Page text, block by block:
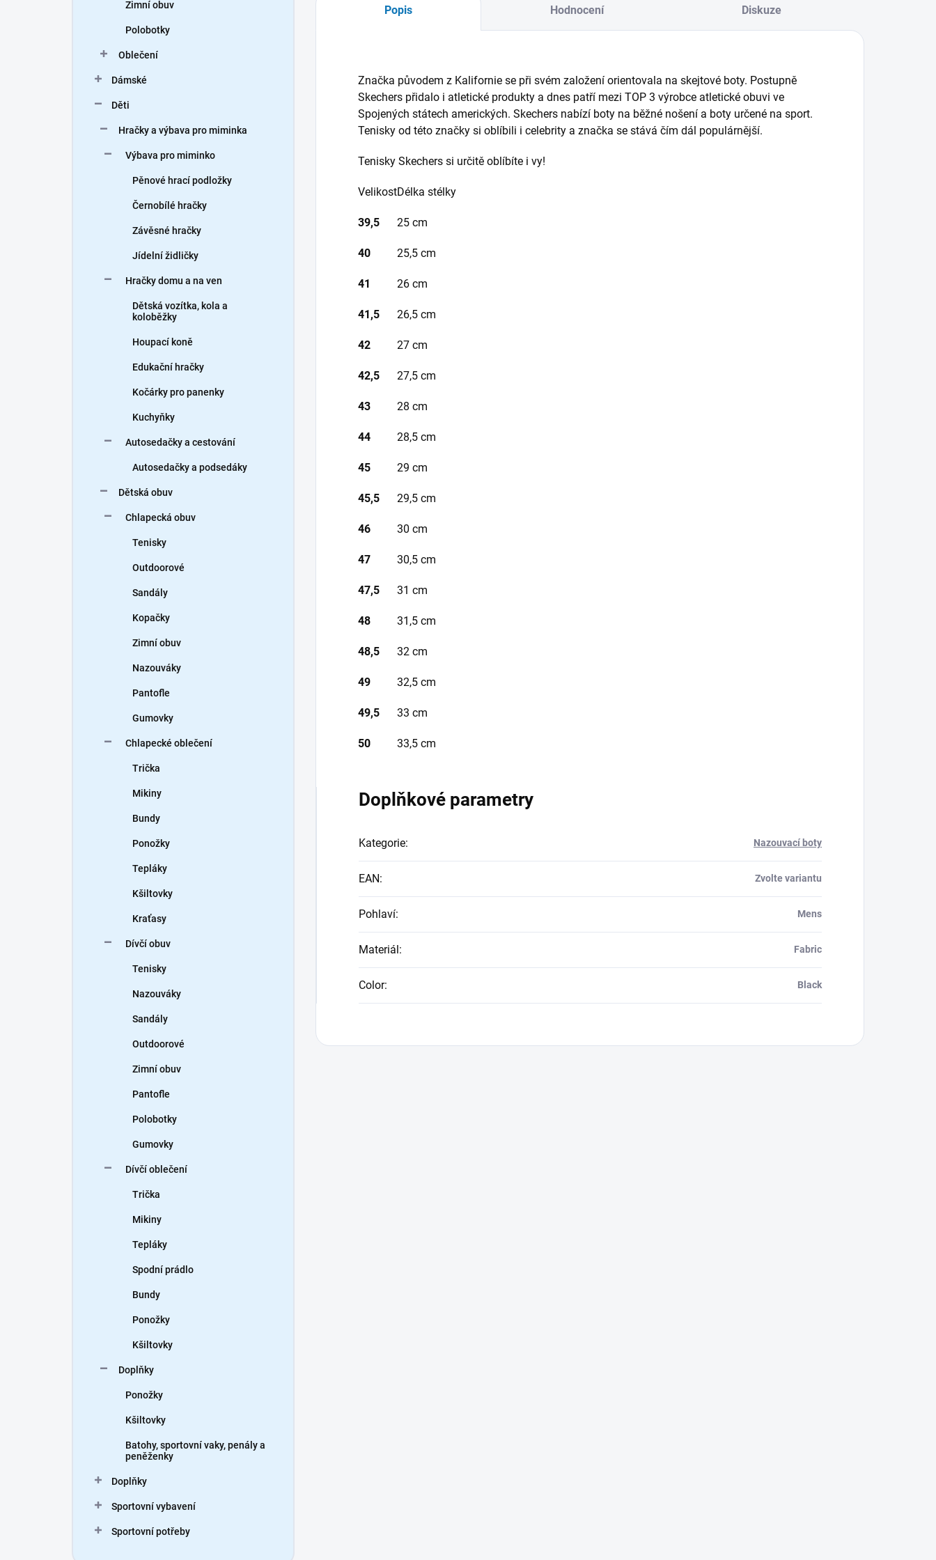
Zimní obuv
Polobotky
Oblečení
Dámské
Děti
Hračky a výbava pro miminka
Výbava pro miminko
Pěnové hrací podložky
Černobílé hračky
Závěsné hračky
Jídelní židličky
Hračky domu a na ven
Dětská vozítka, kola a
koloběžky
Houpací koně
Edukační hračky
Kočárky pro panenky
Kuchyňky
Autosedačky a cestování
Autosedačky a podsedáky
Dětská obuv
Chlapecká obuv
Tenisky
Outdoorové
Sandály
Kopačky
Zimní obuv
Nazouváky
Pantofle
Gumovky
Chlapecké oblečení
Trička
Mikiny
Bundy
Ponožky
Tepláky
Kšiltovky
Kraťasy
Dívčí obuv
Tenisky
Nazouváky
Sandály
Outdoorové
Zimní obuv
Pantofle
Polobotky
Gumovky
Dívčí oblečení
Trička
Mikiny
Tepláky
Spodní prádlo
Bundy
Ponožky
Kšiltovky
Doplňky
Ponožky
Kšiltovky
Batohy, sportovní vaky, penály a
peněženky
Doplňky
Sportovní vybavení
Sportovní potřeby
Popis Hodnocení Diskuze
Značka původem z Kalifornie se při svém založení orientovala na skejtové boty. Postupně
Skechers přidalo i atletické produkty a dnes patří mezi TOP 3 výrobce atletické obuvi ve
Spojených státech amerických. Skechers nabízí boty na běžné nošení a boty určené na sport.
Tenisky od této značky si oblíbili i celebrity a značka se stává čím dál populárnější.
Tenisky Skechers si určitě oblíbíte i vy!
VelikostDélka stélky
39,5 25 cm
40 25,5 cm
41 26 cm
41,5 26,5 cm
42 27 cm
42,5 27,5 cm
43 28 cm
44 28,5 cm
45 29 cm
45,5 29,5 cm
46 30 cm
47 30,5 cm
47,5 31 cm
48 31,5 cm
48,5 32 cm
49 32,5 cm
49,5 33 cm
50 33,5 cm
Doplňkové parametry
Kategorie: Nazouvací boty
EAN: Zvolte variantu
Pohlaví: Mens
Materiál: Fabric
Color: Black